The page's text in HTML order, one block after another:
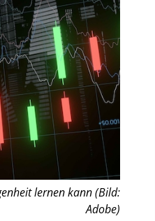
lernen kann (Bild:
Adobe)